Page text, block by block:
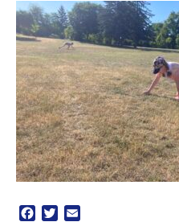
Facebook
Twitter